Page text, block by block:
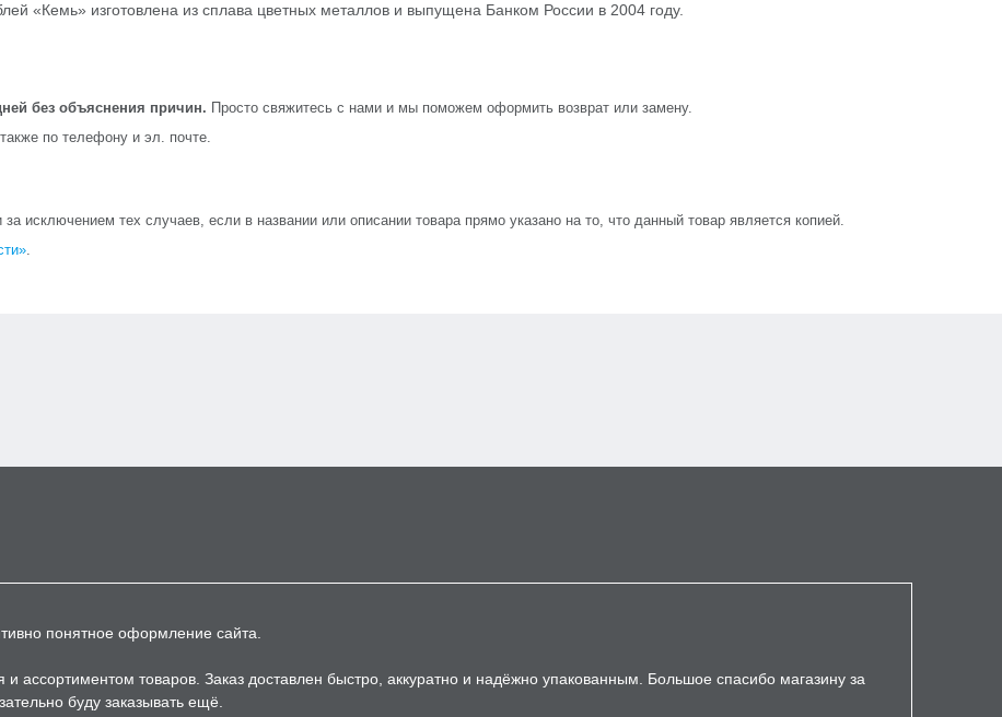
«Кемь» изготовлена из сплава цветных металлов и выпущена Банком России в 2004 году.
без объяснения причин. Просто свяжитесь с нами и мы поможем оформить возврат или замену.
по телефону и эл. почте.
исключением тех случаев, если в названии или описании товара прямо указано на то, что данный товар является копией.
.
понятное оформление сайта.
ассортиментом товаров. Заказ доставлен быстро, аккуратно и надёжно упакованным. Большое спасибо магазину за
буду заказывать ещё.